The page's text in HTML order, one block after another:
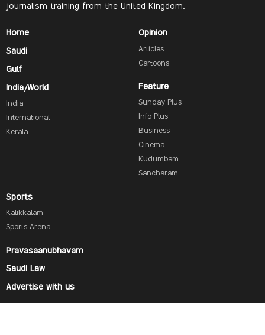
journalism training from the United Kingdom.
Home
Saudi
Gulf
India/World
India
International
Kerala
Opinion
Articles
Cartoons
Feature
Sunday Plus
Info Plus
Business
Cinema
Kudumbam
Sancharam
Sports
Kalikkalam
Sports Arena
Pravasaanubhavam
Saudi Law
Advertise with us